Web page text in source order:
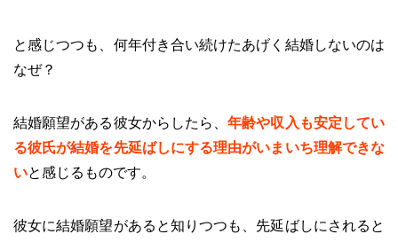
と感じつつも、何年付き合い続けたあげく結婚しないのは
なぜ？
結婚願望がある彼女からしたら、年齢や収入も安定してい
る彼氏が結婚を先延ばしにする理由がいまいち理解できな
いと感じるものです。
彼女に結婚願望があると知りつつも、先延ばしにされると